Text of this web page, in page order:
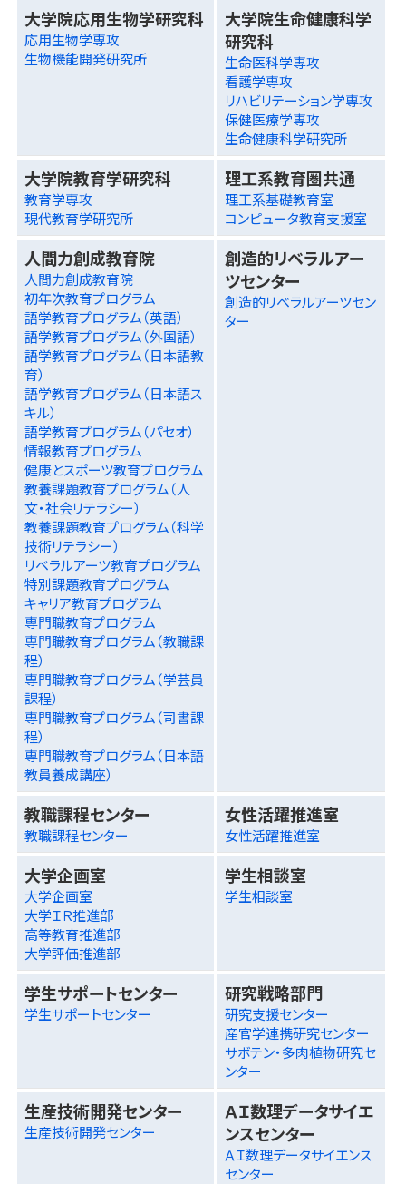
大学院応用生物学研究科
応用生物学専攻
生物機能開発研究所
大学院生命健康科学
研究科
生命医科学専攻
看護学専攻
リハビリテーション学専攻
保健医療学専攻
生命健康科学研究所
大学院教育学研究科
教育学専攻
現代教育学研究所
理工系教育圏共通
理工系基礎教育室
コンピュータ教育支援室
人間力創成教育院
人間力創成教育院
初年次教育プログラム
語学教育プログラム（英語）
語学教育プログラム（外国語）
語学教育プログラム（日本語教
育）
語学教育プログラム（日本語ス
キル）
語学教育プログラム（パセオ）
情報教育プログラム
健康とスポーツ教育プログラム
教養課題教育プログラム（人
文・社会リテラシー）
教養課題教育プログラム（科学
技術リテラシー）
リベラルアーツ教育プログラム
特別課題教育プログラム
キャリア教育プログラム
専門職教育プログラム
専門職教育プログラム（教職課
程）
専門職教育プログラム（学芸員
課程）
専門職教育プログラム（司書課
程）
専門職教育プログラム（日本語
教員養成講座）
創造的リベラルアー
ツセンター
創造的リベラルアーツセン
ター
教職課程センター
教職課程センター
女性活躍推進室
女性活躍推進室
大学企画室
大学企画室
大学ＩＲ推進部
高等教育推進部
大学評価推進部
学生相談室
学生相談室
学生サポートセンター
学生サポートセンター
研究戦略部門
研究支援センター
産官学連携研究センター
サボテン・多肉植物研究セ
ンター
生産技術開発センター
生産技術開発センター
ＡＩ数理データサイエ
ンスセンター
ＡＩ数理データサイエンス
センター